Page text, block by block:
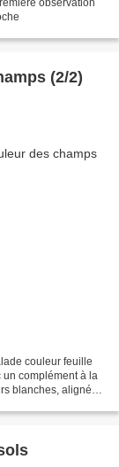
observation
(2/2)
couleur feuille
complément à la
blanches, alignées